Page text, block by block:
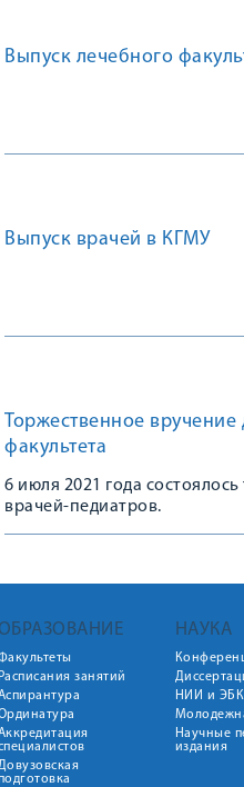
Выпуск лечебного
Выпуск врачей в КГМУ
Торжественное
факультета
6 июля 2021 года
врачей-педиатров.
Расписания занятий
НАУКА
НИИ и ЭБК
Научные
издания